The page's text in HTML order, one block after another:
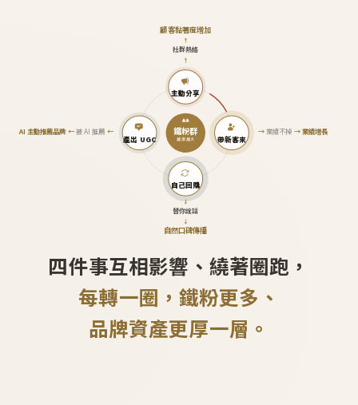
鐵粉群
越滾越大
主動分享
↑
社群熱絡
↑
顧客黏著度增加
帶新客來
→業績不掉 →業績增長
自己回購
↓
替你說話
↓
自然口碑傳播
產出 UGC
AI 主動推薦品牌←被 AI 推薦 ←
四件事互相影響、繞著圈跑，
每轉一圈，鐵粉更多、
品牌資產更厚一層。